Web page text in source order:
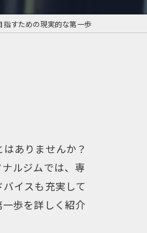
すための現実的な第一歩
ありませんか？
ルジムでは、専
イスも充実して
歩を詳しく紹介